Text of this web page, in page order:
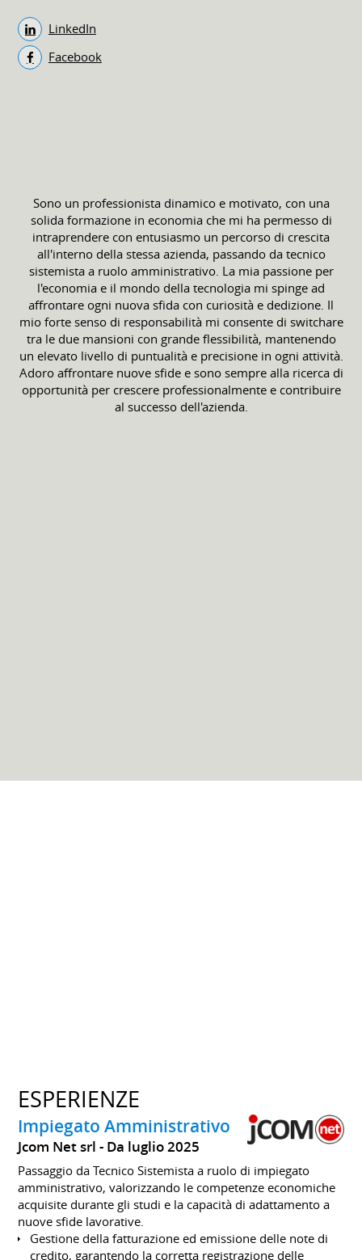
LinkedIn
Facebook
Sono un professionista dinamico e motivato, con una
solida formazione in economia che mi ha permesso di
intraprendere con entusiasmo un percorso di crescita
all'interno della stessa azienda, passando da tecnico
sistemista a ruolo amministrativo. La mia passione per
l'economia e il mondo della tecnologia mi spinge ad
affrontare ogni nuova sfida con curiosità e dedizione. Il
mio forte senso di responsabilità mi consente di switchare
tra le due mansioni con grande flessibilità, mantenendo
un elevato livello di puntualità e precisione in ogni attività.
Adoro affrontare nuove sfide e sono sempre alla ricerca di
opportunità per crescere professionalmente e contribuire
al successo dell'azienda.
ESPERIENZE
Impiegato Amministrativo
Jcom Net srl Da luglio 2025
Passaggio da Tecnico Sistemista a ruolo di impiegato
amministrativo, valorizzando le competenze economiche
acquisite durante gli studi e la capacità di adattamento a
nuove sfide lavorative.
Gestione della fatturazione ed emissione delle note di
credito, garantendo la corretta registrazione delle